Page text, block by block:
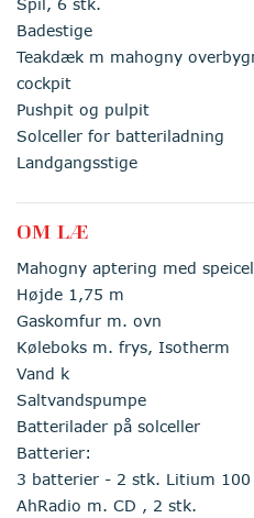
Spil, 6 stk.
Badestige
Teakdæk m mahogny
cockpit
Pushpit og pulpit
Solceller for batteriladning
Landgangsstige
OM LÆ
Mahogny aptering med
Højde 1,75 m
Gaskomfur m. ovn
Køleboks m. frys, Isotherm
Vand k
Saltvandspumpe
Batterilader på solceller
Batterier:
3 batterier - 2 stk. Litium
AhRadio m. CD , 2 stk.